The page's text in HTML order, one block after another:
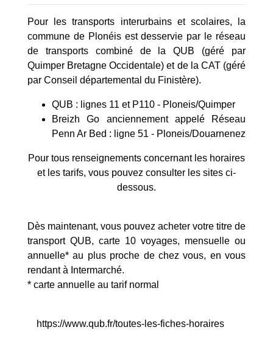
Pour les transports interurbains et scolaires, la
commune de Plonéis est desservie par le réseau
de transports combiné de la QUB (géré par
Quimper Bretagne Occidentale) et de la CAT (géré
par Conseil départemental du Finistère).
QUB : lignes 11 et P110 - Ploneis/Quimper
Breizh Go anciennement appelé Réseau
Penn Ar Bed : ligne 51 - Ploneis/Douarnenez
Pour tous renseignements concernant les horaires
et les tarifs, vous pouvez consulter les sites ci-
dessous.
Dès maintenant, vous pouvez acheter votre titre de
transport QUB, carte 10 voyages, mensuelle ou
annuelle* au plus proche de chez vous, en vous
rendant à Intermarché.
* carte annuelle au tarif normal
https://www.qub.fr/toutes-les-fiches-horaires